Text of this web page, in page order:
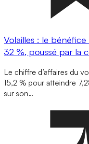
Volailles : le
32 %, poussé par la
Le chiffre d’affaires du
15,2 % pour atteindre
sur son…